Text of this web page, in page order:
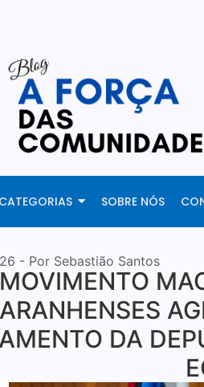
Fresh Articles Every Day
CATEGORIAS SOBRE NÓS
- Por Sebastião Santos
MOVIMENTO
DA